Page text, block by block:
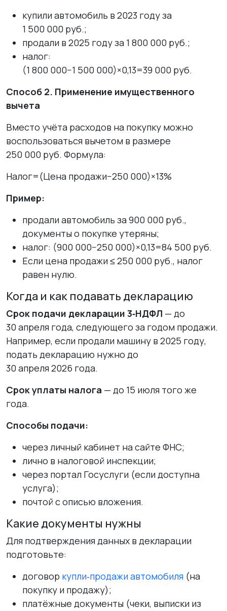
купили автомобиль в 2023 году за
1 500 000 руб.;
продали в 2025 году за 1 800 000 руб.;
налог:
(1 800 000−1 500 000)×0,13=39 000 руб.
Способ 2. Применение имущественного
вычета
Вместо учёта расходов на покупку можно
воспользоваться вычетом в размере
250 000 руб. Формула:
Налог=(Цена продажи−250 000)×13%
Пример:
продали автомобиль за 900 000 руб.,
документы о покупке утеряны;
налог: (900 000−250 000)×0,13=84 500 руб.
Если цена продажи ≤ 250 000 руб., налог
равен нулю.
Когда и как подавать декларацию
Срок подачи декларации 3‑НДФЛ — до
30 апреля года, следующего за годом продажи.
Например, если продали машину в 2025 году,
подать декларацию нужно до
30 апреля 2026 года.
Срок уплаты налога — до 15 июля того же
года.
Способы подачи:
через личный кабинет на сайте ФНС;
лично в налоговой инспекции;
через портал Госуслуги (если доступна
услуга);
почтой с описью вложения.
Какие документы нужны
Для подтверждения данных в декларации
подготовьте:
договор купли‑продажи автомобиля (на
покупку и продажу);
платёжные документы (чеки, выписки из